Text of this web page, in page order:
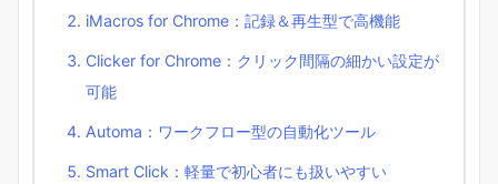
iMacros for Chrome：記録＆再生型で高機能
Clicker for Chrome：クリック間隔の細かい設定が
可能
Automa：ワークフロー型の自動化ツール
Smart Click：軽量で初心者にも扱いやすい